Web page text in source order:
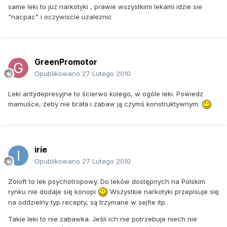
same leki to juz narkotyki , prawie wszystkimi lekami idzie sie
"nacpac" i oczywiscie uzaleznic
GreenPromotor
Opublikowano 27 Lutego 2010
Leki antydepresyjne to ścierwo kolego, w ogóle leki. Powiedz
mamuśce, żeby nie brała i zabaw ją czymś konstruktywnym.
irie
Opublikowano 27 Lutego 2010
Zoloft to lek psychotropowy. Do leków dostępnych na Polskim
rynku nie dodaje się konopi
Wszystkie narkotyki przepisuje się
na oddzielny typ recepty, są trzymane w sejfie itp.
Takie leki to nie zabawka. Jeśli ich nie potrzebuje niech nie